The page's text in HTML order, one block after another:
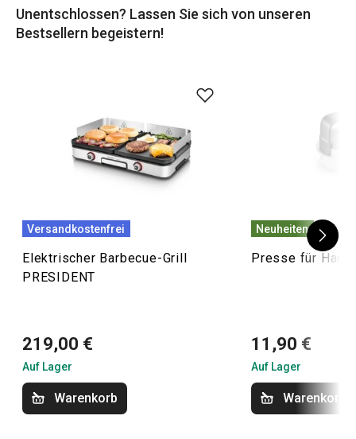
Unentschlossen? Lassen Sie sich von unseren
Bestsellern begeistern!
Versandkostenfrei
Elektrischer Barbecue-Grill
PRESIDENT
219,00 €
Auf Lager
Warenkorb
Neuheiten
Presse für
11,90 €
Auf Lager
Warenkorb